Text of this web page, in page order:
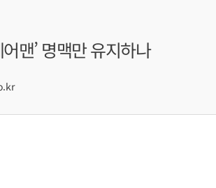
맨’ 명맥만 유지하나